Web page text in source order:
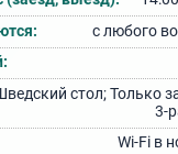
с любого
стол; Только
Wi‑Fi в